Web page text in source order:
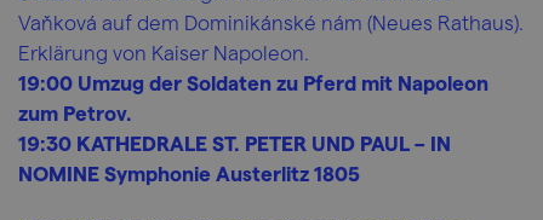
Vaňková auf dem Dominikánské nám (Neues Rathaus).
Erklärung von Kaiser Napoleon.
19:00 Umzug der Soldaten zu Pferd mit Napoleon
zum Petrov.
19:30 KATHEDRALE ST. PETER UND PAUL – IN
NOMINE Symphonie Austerlitz 1805